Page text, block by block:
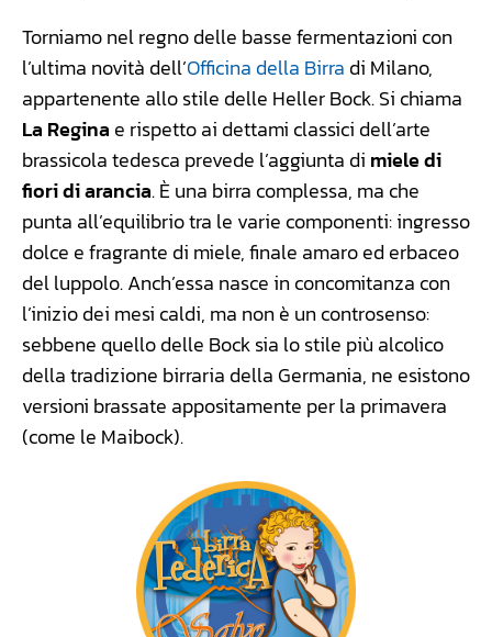
Torniamo nel regno delle basse fermentazioni con
l’ultima novità dell’Officina della Birra di Milano,
appartenente allo stile delle Heller Bock. Si chiama
La Regina e rispetto ai dettami classici dell’arte
brassicola tedesca prevede l’aggiunta di miele di
fiori di arancia. È una birra complessa, ma che
punta all’equilibrio tra le varie componenti: ingresso
dolce e fragrante di miele, finale amaro ed erbaceo
del luppolo. Anch’essa nasce in concomitanza con
l’inizio dei mesi caldi, ma non è un controsenso:
sebbene quello delle Bock sia lo stile più alcolico
della tradizione birraria della Germania, ne esistono
versioni brassate appositamente per la primavera
(come le Maibock).